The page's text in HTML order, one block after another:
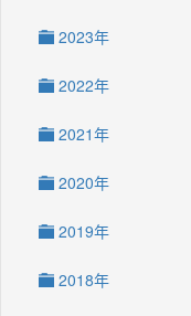
2023年
2022年
2021年
2020年
2019年
2018年